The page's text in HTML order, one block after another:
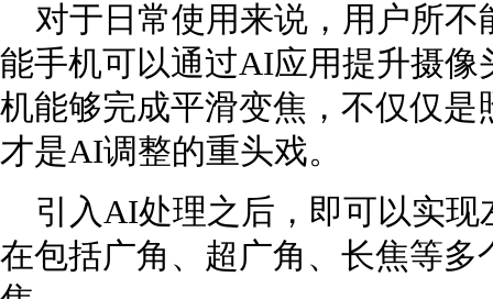
对于日常使用来说，用户所不
能手机可以通过AI应用提升摄
机能够完成平滑变焦，不仅仅
才是AI调整的重头戏。
引入AI处理之后，即可以实现
在包括广角、超广角、长焦等